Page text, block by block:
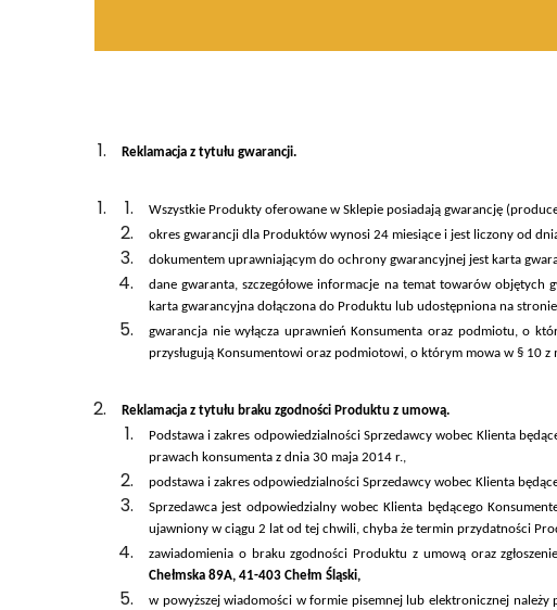
Reklamacja z tytułu gwarancji.
Wszystkie Produkty oferowane w Sklepie posiadają gwarancję
okres gwarancji dla Produktów wynosi 24 miesiące i jest liczony od
dokumentem uprawniającym do ochrony gwarancyjnej jest karta
dane gwaranta, szczegółowe informacje na temat towarów
karta gwarancyjna dołączona do Produktu lub udostępniona na
gwarancja nie wyłącza uprawnień Konsumenta oraz podmiotu, o
przysługują Konsumentowi oraz podmiotowi, o którym mowa w § 10 z
Reklamacja z tytułu braku zgodności Produktu z umową.
Podstawa i zakres odpowiedzialności Sprzedawcy wobec Klienta
prawach konsumenta z dnia 30 maja 2014 r.,
podstawa i zakres odpowiedzialności Sprzedawcy wobec Klienta
Sprzedawca jest odpowiedzialny wobec Klienta będącego
ujawniony w ciągu 2 lat od tej chwili, chyba że termin przydatności
zawiadomienia o braku zgodności Produktu z umową oraz
Chełmska 89A, 41-403 Chełm Śląski,
w powyższej wiadomości w formie pisemnej lub elektronicznej